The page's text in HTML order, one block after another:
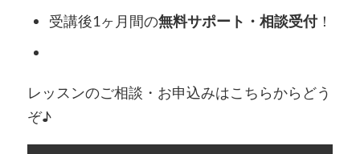
受講後1ヶ月間の無料サポート・相談受付！
レッスンのご相談・お申込みはこちらからどう
ぞ♪